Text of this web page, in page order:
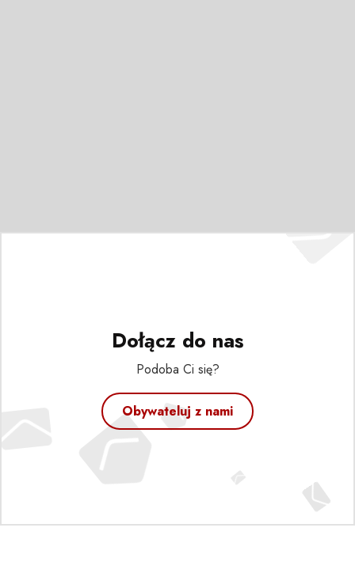
Dołącz do nas
Podoba Ci się?
Obywateluj z nami